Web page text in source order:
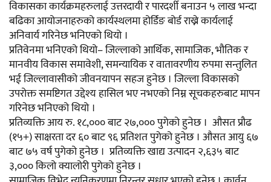
विकासका कार्यक्रमहरुलाई उत्तरदायी र पारदर्शी बनाउन ५ लाख भन्दा
बढिका आयोजनाहरुको कार्यस्थलमा होर्डिङ बोर्ड राख्ने कार्यलाई
अनिवार्य गरिनेछ भनिएको थियो ।
प्रतिवेनमा भनिएको थियो– जिल्लाको आर्थिक, सामाजिक, भौतिक र
मानवीय विकास समावेशी, समन्यायिक र वातावरणीय रुपमा सन्तुलित
भई जिल्लावासीको जीवनयापन सहज हुनेछ । जिल्ला विकासको
उपरोक्त समष्टिगत उद्देश्य हासिल भए नभएको निम्न सूचकहरुबाट मापन
गरिनेछ भनिएको थियो ।
प्रतिव्यक्ति आय रु. १८,००० बाट २७,००० पुगेको हुनेछ । औसत प्रौढ
(१५+) साक्षरता दर ६० बाट ९६ प्रतिशत पुगेको हुनेछ । औसत आयु ६७
बाट ७५ वर्ष पुगेको हुनेछ । प्रतिव्यक्ति खाद्य उत्पादन २,६३५ बाट
३,००० किलो क्यालोरी पुगेको हुनेछ ।